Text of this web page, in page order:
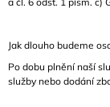
Jak dlouho budeme
Po dobu plnění naší
služby nebo dodání